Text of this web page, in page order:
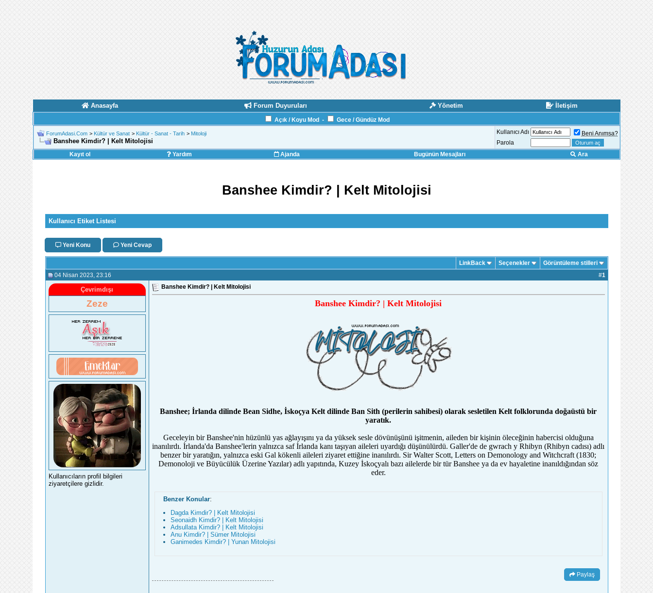
Anasayfa Forum Duyuruları Yönetim İletişim
Açık / Koyu Mod - Gece / Gündüz Mod
ForumAdasi.Com > Kültür ve Sanat > Kültür - Sanat - Tarih > Mitoloji
Banshee Kimdir? | Kelt Mitolojisi
Kullanıcı Adı
Beni Anımsa?
Parola
Kayıt ol
Yardım Ajanda Bugünün Mesajları Ara
Banshee Kimdir? | Kelt Mitolojisi
Kullanıcı Etiket Listesi
Yeni Konu Yeni Cevap
LinkBack Seçenekler Görüntüleme stilleri
04 Nisan 2023 , 23:16 #1
Çevrimdışı
Zeze
Kullanıcıların profil bilgileri
ziyaretçilere gizlidir.
Banshee Kimdir? | Kelt Mitolojisi
Banshee Kimdir? | Kelt Mitolojisi
Banshee; İrlanda dilinde Bean Sidhe, İskoçya Kelt dilinde Ban Sith (perilerin sahibesi) olarak sesletilen Kelt folklorunda doğaüstü bir
yaratık.
Geceleyin bir Banshee'nin hüzünlü yas ağlayışını ya da yüksek sesle dövünüşünü işitmenin, aileden bir kişinin öleceğinin habercisi olduğuna
inanılırdı. İrlanda'da Banshee'lerin yalnızca saf İrlanda kanı taşıyan aileleri uyardığı düşünülürdü. Galler'de de gwrach y Rhibyn (Rhibyn cadısı) adlı
benzer bir yaratığın, yalnızca eski Gal kökenli aileleri ziyaret ettiğine inanılırdı. Sir Walter Scott, Letters on Demonology and Witchcraft (1830;
Demonoloji ve Büyücülük Üzerine Yazılar) adlı yapıtında, Kuzey İskoçyalı bazı ailelerde bir tür Banshee ya da ev hayaletine inanıldığından söz
eder.
Benzer Konular:
Dagda Kimdir? | Kelt Mitolojisi
Seonaidh Kimdir? | Kelt Mitolojisi
Adsullata Kimdir? | Kelt Mitolojisi
Anu Kimdir? | Sümer Mitolojisi
Ganimedes Kimdir? | Yunan Mitolojisi
Paylaş